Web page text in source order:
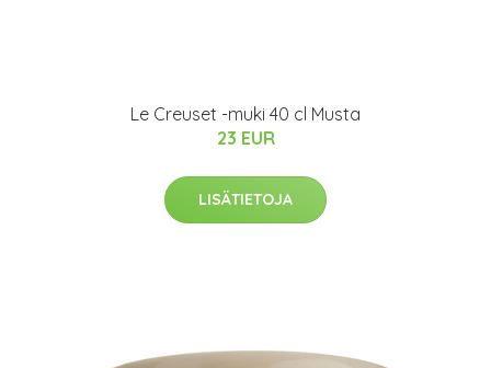
Le Creuset -muki 40 cl Musta
23 EUR
LISÄTIETOJA